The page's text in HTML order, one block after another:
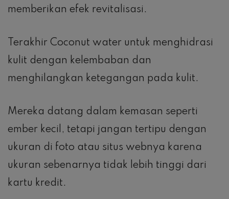
memberikan efek revitalisasi.
Terakhir Coconut water untuk menghidrasi
kulit dengan kelembaban dan
menghilangkan ketegangan pada kulit.
Mereka datang dalam kemasan seperti
ember kecil, tetapi jangan tertipu dengan
ukuran di foto atau situs webnya karena
ukuran sebenarnya tidak lebih tinggi dari
kartu kredit.